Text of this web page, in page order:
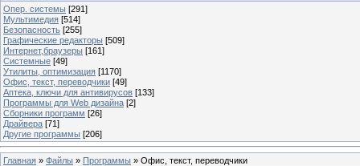
Опер. системы [291]
Мультимедия [514]
Безопасность [255]
Графические редакторы [509]
Интернет,браузеры [161]
Системные [49]
Утилиты, оптимизация [1170]
Офис, текст, переводчики [49]
Аптека, ключи для антивирусов [133]
Программы для Web дизайна [2]
Сборники программ [26]
Драйвера [71]
Другие программы [206]
Главная » Файлы » Программы » Офис, текст, переводчики